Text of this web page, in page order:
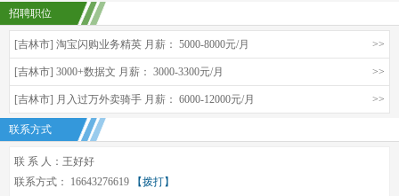
招聘职位
>>
[吉林市] 淘宝闪购业务精英 月薪： 5000-8000元/月
>>
[吉林市] 3000+数据文 月薪： 3000-3300元/月
>>
[吉林市] 月入过万外卖骑手 月薪： 6000-12000元/月
联系方式
联 系 人：王好好
联系方式： 16643276619
【拨打】